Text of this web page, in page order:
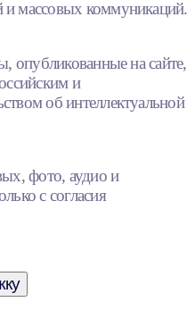
массовых коммуникаций.
опубликованные на сайте,
и
об интеллектуальной
фото, аудио и
с согласия